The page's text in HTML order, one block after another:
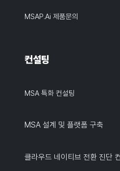
MSAP.ai 제품문의
컨설팅
MSA 특화 컨설팅
MSA 설계 및 플랫폼 구축
클라우드 네이티브 전환 진단